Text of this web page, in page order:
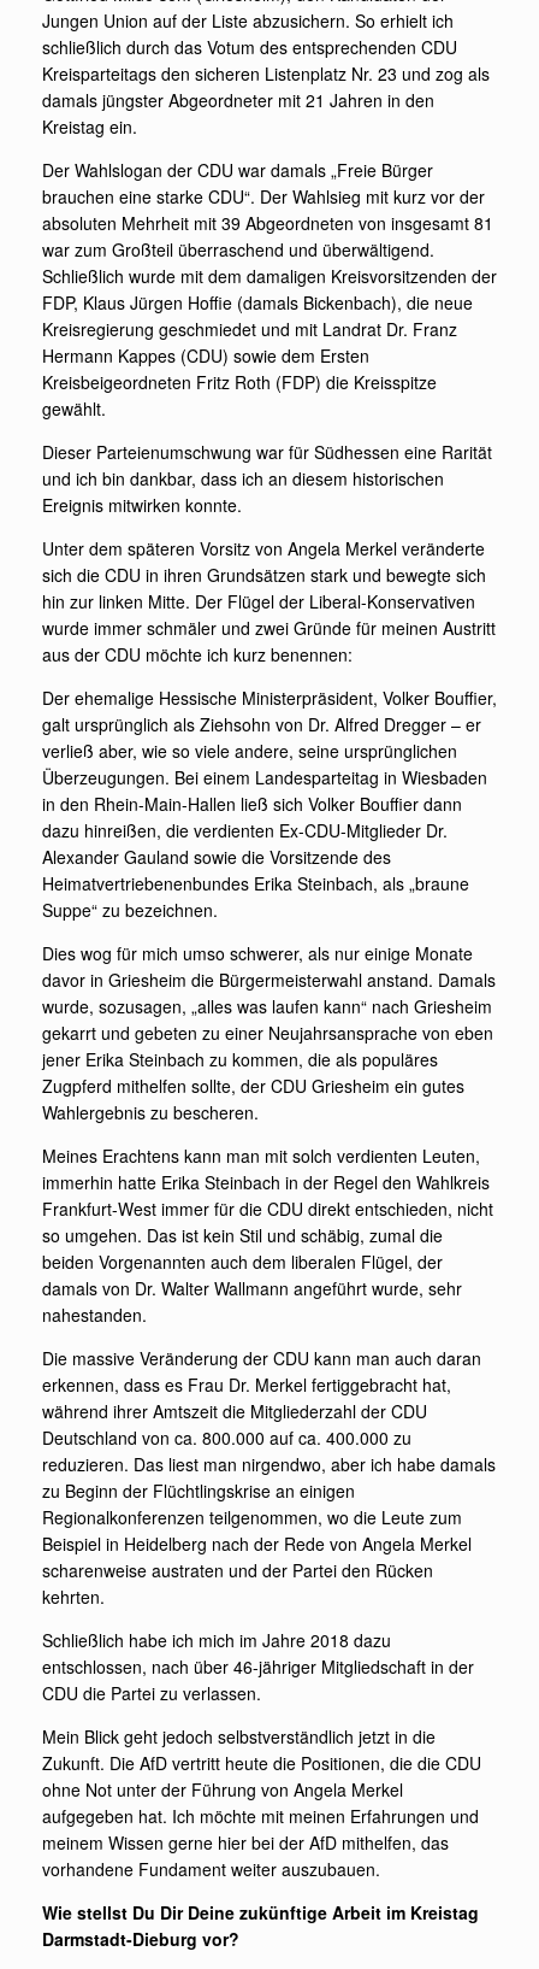
Jungen Union auf der Liste abzusichern. So erhielt ich
schließlich durch das Votum des entsprechenden CDU
Kreisparteitags den sicheren Listenplatz Nr. 23 und zog als
damals jüngster Abgeordneter mit 21 Jahren in den
Kreistag ein.
Der Wahlslogan der CDU war damals „Freie Bürger
brauchen eine starke CDU“. Der Wahlsieg mit kurz vor der
absoluten Mehrheit mit 39 Abgeordneten von insgesamt 81
war zum Großteil überraschend und überwältigend.
Schließlich wurde mit dem damaligen Kreisvorsitzenden der
FDP, Klaus Jürgen Hoffie (damals Bickenbach), die neue
Kreisregierung geschmiedet und mit Landrat Dr. Franz
Hermann Kappes (CDU) sowie dem Ersten
Kreisbeigeordneten Fritz Roth (FDP) die Kreisspitze
gewählt.
Dieser Parteienumschwung war für Südhessen eine Rarität
und ich bin dankbar, dass ich an diesem historischen
Ereignis mitwirken konnte.
Unter dem späteren Vorsitz von Angela Merkel veränderte
sich die CDU in ihren Grundsätzen stark und bewegte sich
hin zur linken Mitte. Der Flügel der Liberal-Konservativen
wurde immer schmäler und zwei Gründe für meinen Austritt
aus der CDU möchte ich kurz benennen:
Der ehemalige Hessische Ministerpräsident, Volker Bouffier,
galt ursprünglich als Ziehsohn von Dr. Alfred Dregger – er
verließ aber, wie so viele andere, seine ursprünglichen
Überzeugungen. Bei einem Landesparteitag in Wiesbaden
in den Rhein-Main-Hallen ließ sich Volker Bouffier dann
dazu hinreißen, die verdienten Ex-CDU-Mitglieder Dr.
Alexander Gauland sowie die Vorsitzende des
Heimatvertriebenenbundes Erika Steinbach, als „braune
Suppe“ zu bezeichnen.
Dies wog für mich umso schwerer, als nur einige Monate
davor in Griesheim die Bürgermeisterwahl anstand. Damals
wurde, sozusagen, „alles was laufen kann“ nach Griesheim
gekarrt und gebeten zu einer Neujahrsansprache von eben
jener Erika Steinbach zu kommen, die als populäres
Zugpferd mithelfen sollte, der CDU Griesheim ein gutes
Wahlergebnis zu bescheren.
Meines Erachtens kann man mit solch verdienten Leuten,
immerhin hatte Erika Steinbach in der Regel den Wahlkreis
Frankfurt-West immer für die CDU direkt entschieden, nicht
so umgehen. Das ist kein Stil und schäbig, zumal die
beiden Vorgenannten auch dem liberalen Flügel, der
damals von Dr. Walter Wallmann angeführt wurde, sehr
nahestanden.
Die massive Veränderung der CDU kann man auch daran
erkennen, dass es Frau Dr. Merkel fertiggebracht hat,
während ihrer Amtszeit die Mitgliederzahl der CDU
Deutschland von ca. 800.000 auf ca. 400.000 zu
reduzieren. Das liest man nirgendwo, aber ich habe damals
zu Beginn der Flüchtlingskrise an einigen
Regionalkonferenzen teilgenommen, wo die Leute zum
Beispiel in Heidelberg nach der Rede von Angela Merkel
scharenweise austraten und der Partei den Rücken
kehrten.
Schließlich habe ich mich im Jahre 2018 dazu
entschlossen, nach über 46-jähriger Mitgliedschaft in der
CDU die Partei zu verlassen.
Mein Blick geht jedoch selbstverständlich jetzt in die
Zukunft. Die AfD vertritt heute die Positionen, die die CDU
ohne Not unter der Führung von Angela Merkel
aufgegeben hat. Ich möchte mit meinen Erfahrungen und
meinem Wissen gerne hier bei der AfD mithelfen, das
vorhandene Fundament weiter auszubauen.
Wie stellst Du Dir Deine zukünftige Arbeit im Kreistag
Darmstadt-Dieburg vor?